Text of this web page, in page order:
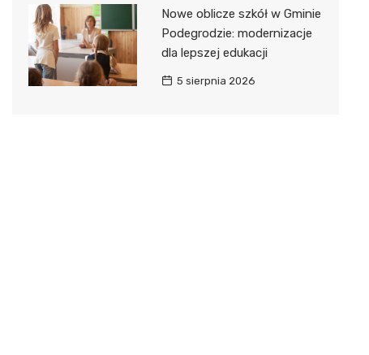
Nowe oblicze szkół w Gminie
Podegrodzie: modernizacje
dla lepszej edukacji
5 sierpnia 2026